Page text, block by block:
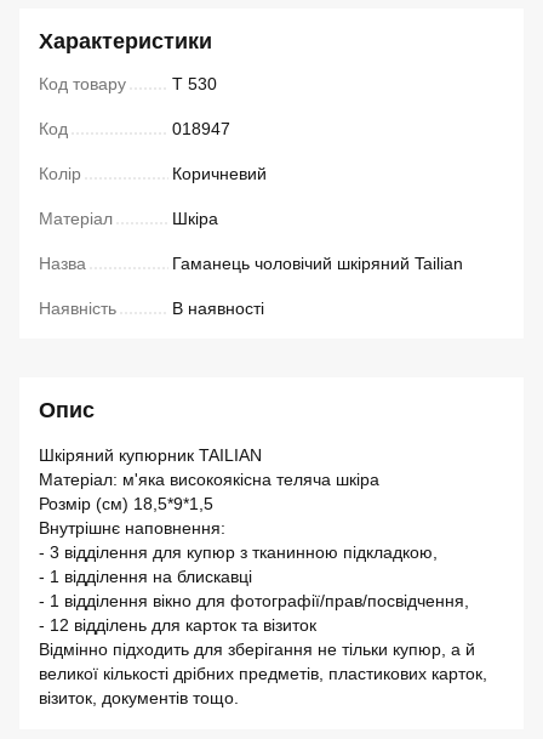
Характеристики
Код товару T 530
Код 018947
Колір Коричневий
Матеріал Шкіра
Назва Гаманець чоловічий шкіряний Tailian
Наявність В наявності
Опис
Шкіряний купюрник TAILIAN
Матеріал: м'яка високоякісна теляча шкіра
Розмір (см) 18,5*9*1,5
Внутрішнє наповнення:
- 3 відділення для купюр з тканинною підкладкою,
- 1 відділення на блискавці
- 1 відділення вікно для фотографії/прав/посвідчення,
- 12 відділень для карток та візиток
Відмінно підходить для зберігання не тільки купюр, а й
великої кількості дрібних предметів, пластикових карток,
візиток, документів тощо.